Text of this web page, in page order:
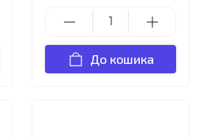
До кошика